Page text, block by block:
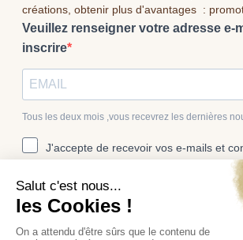
créations, obtenir plus d'avantages :
Veuillez renseigner votre adresse e-
inscrire
Tous les deux mois ,vous recevrez les dernières
J'accepte de recevoir vos e-mails et
connaissance de votre politique de
mentions légales.
Vous pouvez vous désinscrire à tout moment en
présent dans nos emails.